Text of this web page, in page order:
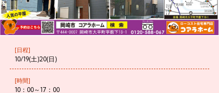
[日程]
10/19(土)20(日)
[時間]
10：00～17：00